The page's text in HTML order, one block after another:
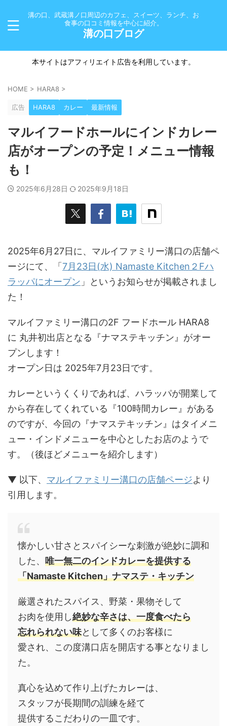
溝の口、武蔵溝ノ口周辺のカフェ、スイーツ、ランチ、お
食事の口コミ情報を中心に紹介。
溝の口ブログ
本サイトはアフィリエイト広告を利用しています。
HOME > HARA8 >
広告 HARA8 カレー 最新情報
マルイフードホールにインドカレー
店がオープンの予定！メニュー情報
も！
2025年6月28日 2025年9月18日
2025年6月27日に、マルイファミリー溝口の店舗ペ
ージにて、「 7月23日(水) Namaste Kitchen２Fハ
ラッパにオープン 」というお知らせが掲載されまし
た！
マルイファミリー溝口の2F フードホール HARA8
に 丸井初出店となる『ナマステキッチン』がオー
プンします！
オープン日は 2025年7月23日です。
カレーというくくりであれば、ハラッパが開業して
から存在してくれている『100時間カレー』がある
のですが、今回の『ナマステキッチン』はタイメニ
ュー・インドメニューを中心としたお店のようで
す。（後ほどメニューを紹介します）
▼ 以下、 マルイファミリー溝口の店舗ページより
引用します。
懐かしい甘さとスパイシーな刺激が絶妙に調和
した、 唯一無二のインドカレーを提供する
「Namaste Kitchen」ナマステ・キッチン
厳選されたスパイス、野菜・果物そして
お肉を使用し絶妙な辛さは、一度食べたら
忘れられない味として多くのお客様に
愛され、この度溝口店を開店する事となりまし
た。
真心を込めて作り上げたカレーは、
スタッフが長期間の訓練を経て
提供するこだわりの一皿です。